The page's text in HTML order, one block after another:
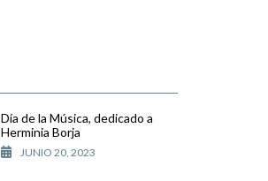
Día de la Música, dedicado a
Herminia Borja
JUNIO 20, 2023